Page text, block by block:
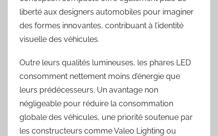
liberté aux designers automobiles pour imaginer
des formes innovantes, contribuant à l’identité
visuelle des véhicules.
Outre leurs qualités lumineuses, les phares LED
consomment nettement moins d’énergie que
leurs prédécesseurs. Un avantage non
négligeable pour réduire la consommation
globale des véhicules, une priorité soutenue par
les constructeurs comme Valeo Lighting ou